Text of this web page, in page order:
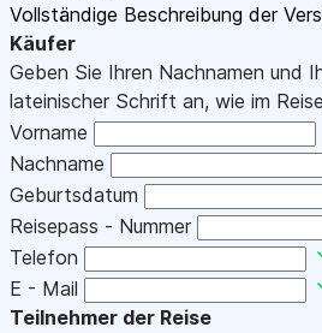
Vollständige Beschreibung der
Käufer
Geben Sie Ihren Nachnamen und
lateinischer Schrift an, wie im
Vorname
Nachname
Geburtsdatum
Reisepass - Nummer
Telefon
E - Mail
Teilnehmer der Reise